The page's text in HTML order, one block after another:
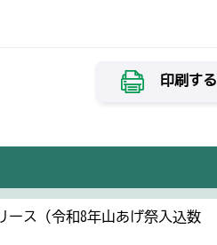
印刷する
ース（令和8年山あげ祭入込数